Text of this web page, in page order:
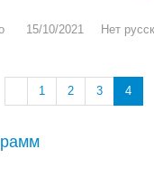
15/10/2021 Нет
1 2 3 4